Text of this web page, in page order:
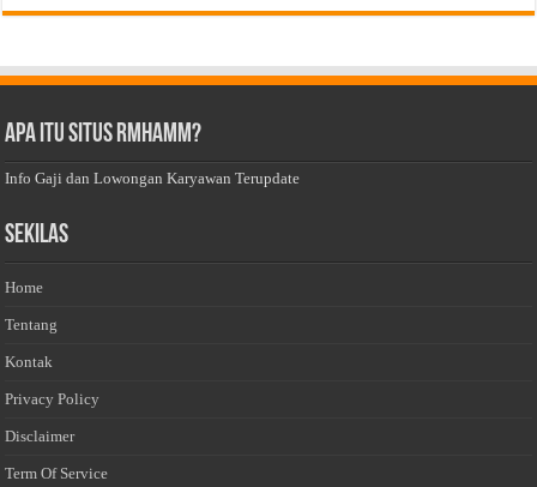
Apa Itu Situs Rmhamm?
Info Gaji dan Lowongan Karyawan Terupdate
Sekilas
Home
Tentang
Kontak
Privacy Policy
Disclaimer
Term Of Service